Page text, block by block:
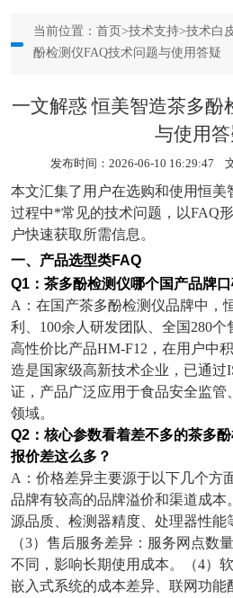
当前位置： 首页 >技术支持>技术白
酚检测仪FAQ技术问题与使用答疑
一文解惑 恒美智造茶多酚
与使用答
发布时间：2026-06-10 16:29:47
本文汇集了用户在选购和使用恒美
过程中*常见的技术问题，以FAQ
户快速获取所需信息。
一、产品选型类FAQ
Q1 ：茶多酚检测仪哪个国产品牌
A ：在国产茶多酚检测仪品牌中，
利、 100余人研发团队、全国 280个
高性价比产品HM-F12 ，在用户中
造是国家级高新技术企业，已通过
证，产品广泛应用于食品安全监管
领域。
Q2 ：核心参数看着差不多的茶多
报价差这么多？
A ：价格差异主要源于以下几个方
品牌有较高的品牌溢价和渠道成本
源品质、检测器精度、处理器性能
（3）售后服务差异：服务网点数
不同，影响长期使用成本。（4）
嵌入式系统的成本差异、联网功能